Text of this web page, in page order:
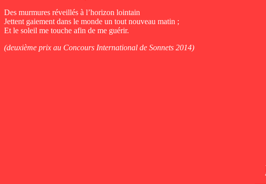
Des murmures réveillés à l’horizon lointain
Jettent gaiement dans le monde un tout nouveau matin ;
Et le soleil me touche afin de me guérir.
(deuxième prix au Concours International de Sonnets 2014)